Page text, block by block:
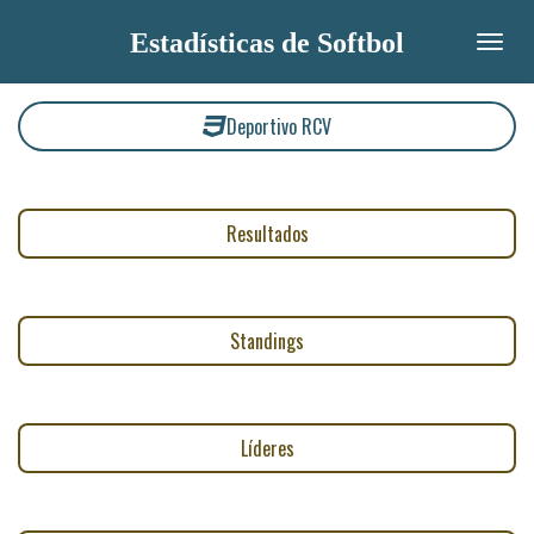
contenido
principal
Estadísticas de Softbol
Deportivo RCV
Resultados
Standings
Líderes